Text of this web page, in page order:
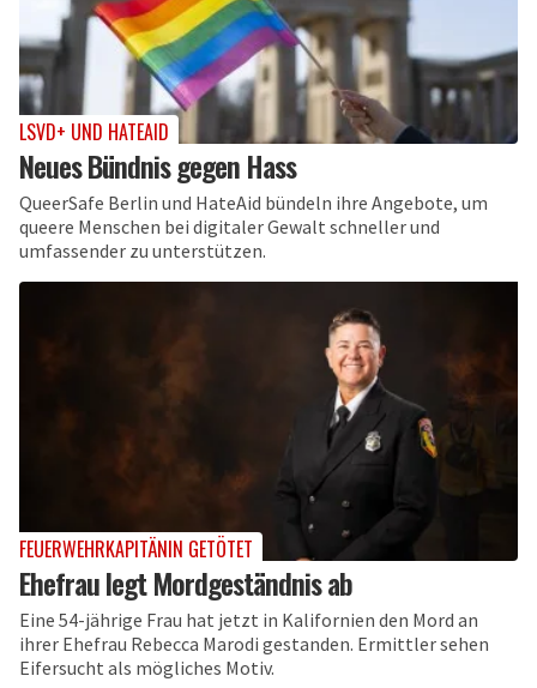
LSVD+ UND HATEAID
Neues Bündnis gegen Hass
QueerSafe Berlin und HateAid bündeln ihre Angebote, um
queere Menschen bei digitaler Gewalt schneller und
umfassender zu unterstützen.
FEUERWEHRKAPITÄNIN GETÖTET
Ehefrau legt Mordgeständnis ab
Eine 54-jährige Frau hat jetzt in Kalifornien den Mord an
ihrer Ehefrau Rebecca Marodi gestanden. Ermittler sehen
Eifersucht als mögliches Motiv.